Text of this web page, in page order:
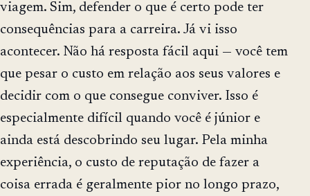
viagem. Sim, defender o que é certo pode ter
consequências para a carreira. Já vi isso
acontecer. Não há resposta fácil aqui — você tem
que pesar o custo em relação aos seus valores e
decidir com o que consegue conviver. Isso é
especialmente difícil quando você é júnior e
ainda está descobrindo seu lugar. Pela minha
experiência, o custo de reputação de fazer a
coisa errada é geralmente pior no longo prazo,